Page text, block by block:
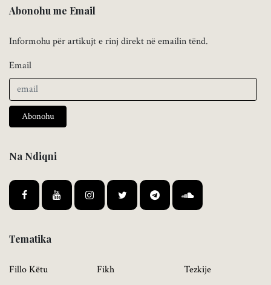
Abonohu me Email
Informohu për artikujt e rinj direkt në emailin tënd.
Email
Abonohu
Na Ndiqni
Tematika
Fillo Këtu
Fikh
Tezkije